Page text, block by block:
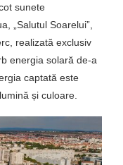
sunete
„Salutul Soarelui”,
realizată exclusiv
energia solară de-a
captată este
și culoare.